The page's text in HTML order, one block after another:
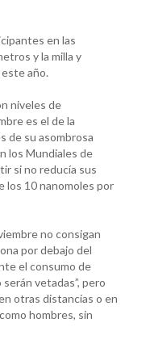
en las
y la milla y
año.
niveles de
es el de la
de su asombrosa
los Mundiales de
si no reducía sus
los 10 nanomoles por
no consigan
por debajo del
el consumo de
vetadas”, pero
otras distancias o en
hombres, sin